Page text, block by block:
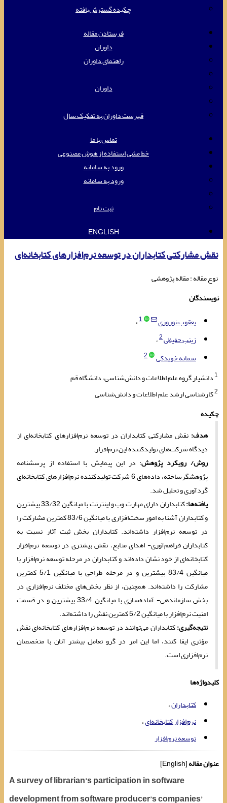
چکیده گسترش‌یافته
فرستادن مقاله
داوران
راهنمای داوران
داوران
فهرست داوران به تفکیک سال
تماس با ما
خط مشی استفاده از هوش مصنوعی
ورود به سامانه
ورود به سامانه
ثبت نام
ENGLISH
نقش مشارکتی کتابداران در توسعه نرم‌افزارهای کتابخانه‌ای
نوع مقاله : مقاله پژوهشی
نویسندگان
یعقوب نوروزی
1
زینب حفیظی2
سمانه خویدکی
2
1دانشیار گروه علم اطلاعات و دانش‌شناسی، دانشگاه قم
2کارشناسی ارشد علم اطلاعات و دانش‌شناسی
چکیده
هدف: نقش مشارکتی کتابداران در توسعه نرم‌افزارهای کتابخانه‌ای از
دیدگاه شرکت‌های تولیدکننده این نرم‌افزار.
روش/ رویکرد پژوهش: در این پیمایش با استفاده از پرسشنامه
پژوهشگرساخته، داده‌های 6 شرکت تولیدکننده نرم‌افزارهای کتابخانه‌ای
گردآوری و تحلیل شد.
یافته‌ها:
کتابداران دارای مهارت وب و اینترنت با میانگین 33/32 بیشترین
و کتابداران آشنا به امور سخت‌افزاری با میانگین 83/6 کمترین مشارکت را
در توسعه نرم‌افزار داشته‌اند. کتابداران بخش ثبت آثار نسبت به
کتابداران فراهم‌آوری- اهدای منابع، نقش بیشتری در توسعه نرم‌افزار
کتابخانه‌ای از خود نشان داده‌اند و کتابداران در مرحله توسعه نرم‌افزار با
میانگین 83/4 بیشترین و در مرحله طراحی با میانگین 5/1 کمترین
مشارکت را داشته‌اند. همچنین، از نظر بخش‌های مختلف نرم‌افزاری در
بخش سازماندهی- آماده‌سازی با میانگین 33/4 بیشترین و در قسمت
امنیت نرم‌افزار با میانگین 5/2 کمترین نقش را داشته‌اند.
نتیجه‌گیری:کتابداران می‌توانند در توسعه نرم‌افزارهای کتابخانه‌ای نقش
مؤثری ایفا کنند، اما این امر در گرو تعامل بیشتر آنان با متخصصان
نرم‌افزاری است.
کلیدواژه‌ها
کتابداران
نرم‌افزار کتابخانه‌ای
توسعه نرم‌افزار
عنوان مقاله[English]
A survey of librarian’s participation in software
development from software producer’s companies’